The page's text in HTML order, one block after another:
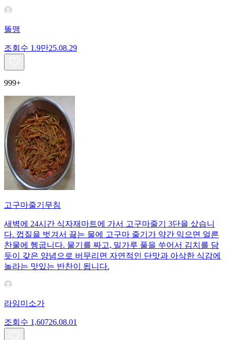
똘맹
조회수 1.9만25.08.29
999+
고구마줄기무침
새벽에 24시간 식자재마트에 가서 고구마줄기 3단을 샀습니
다. 껍질을 벗겨서 끓는 물에 고구마 줄기가 약간 익으면 얼른
찬물에 헹굽니다. 물기를 짜고, 밀가루 풀을 쑤어서 김치를 담
듯이 갖은 양념으로 버무리면 자연적인 단맛과 아삭한 식감에
놀라는 맛있는 반찬이 됩니다.
라임미소가
조회수 1,60726.08.01